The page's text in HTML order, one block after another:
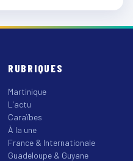
RUBRIQUES
Martinique
L'actu
Caraïbes
À la une
France & Internationale
Guadeloupe & Guyane